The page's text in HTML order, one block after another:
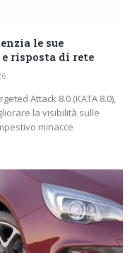
le sue
risposta di rete
Attack 8.0 (KATA 8.0),
la visibilità sulle
minacce